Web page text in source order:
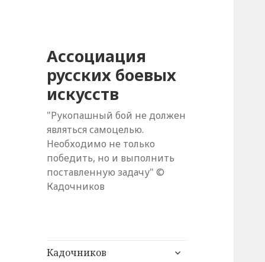
Ассоциация
русских боевых
искусств
"Рукопашный бой не должен
являться самоцелью.
Необходимо не только
победить, но и выполнить
поставленную задачу" ©
Кадочников
Кадочников
раскрыть